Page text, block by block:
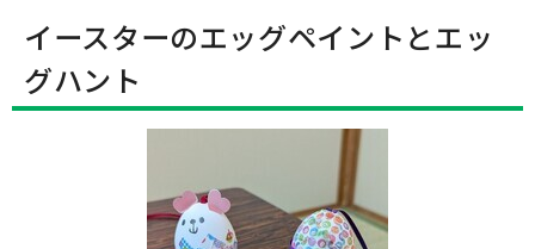
イースターのエッグペイントとエッ
グハント